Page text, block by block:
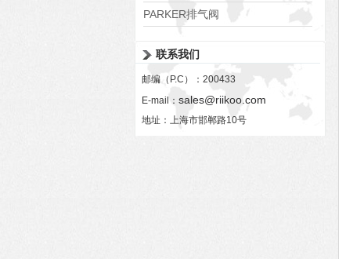
PARKER排气阀
联系我们
邮编（P.C）：200433
E-mail： sales@riikoo.com
地址：上海市邯郸路10号